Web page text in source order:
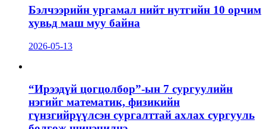
Бэлчээрийн ургамал нийт нутгийн 10 орчим
хувьд маш муу байна
2026-05-13
“Ирээдүй цогцолбор”-ын 7 сургуулийн
нэгийг математик, физикийн
гүнзгийрүүлсэн сургалттай ахлах сургууль